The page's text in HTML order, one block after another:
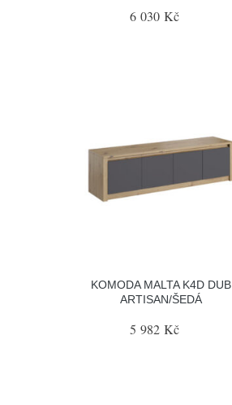
6 030 Kč
KOMODA MALTA K4D DUB
ARTISAN/ŠEDÁ
5 982 Kč